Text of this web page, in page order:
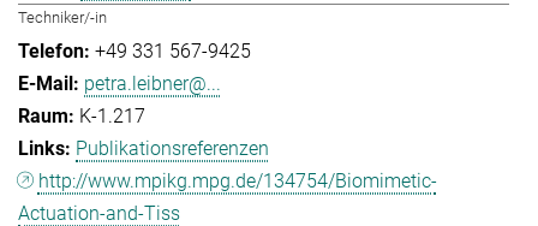
Techniker/-in
+49 331 567-9425
petra.leibner@...
K-1.217
Publikationsreferenzen
http://www.mpikg.mpg.de/134754/Biomimetic-
Actuation-and-Tiss